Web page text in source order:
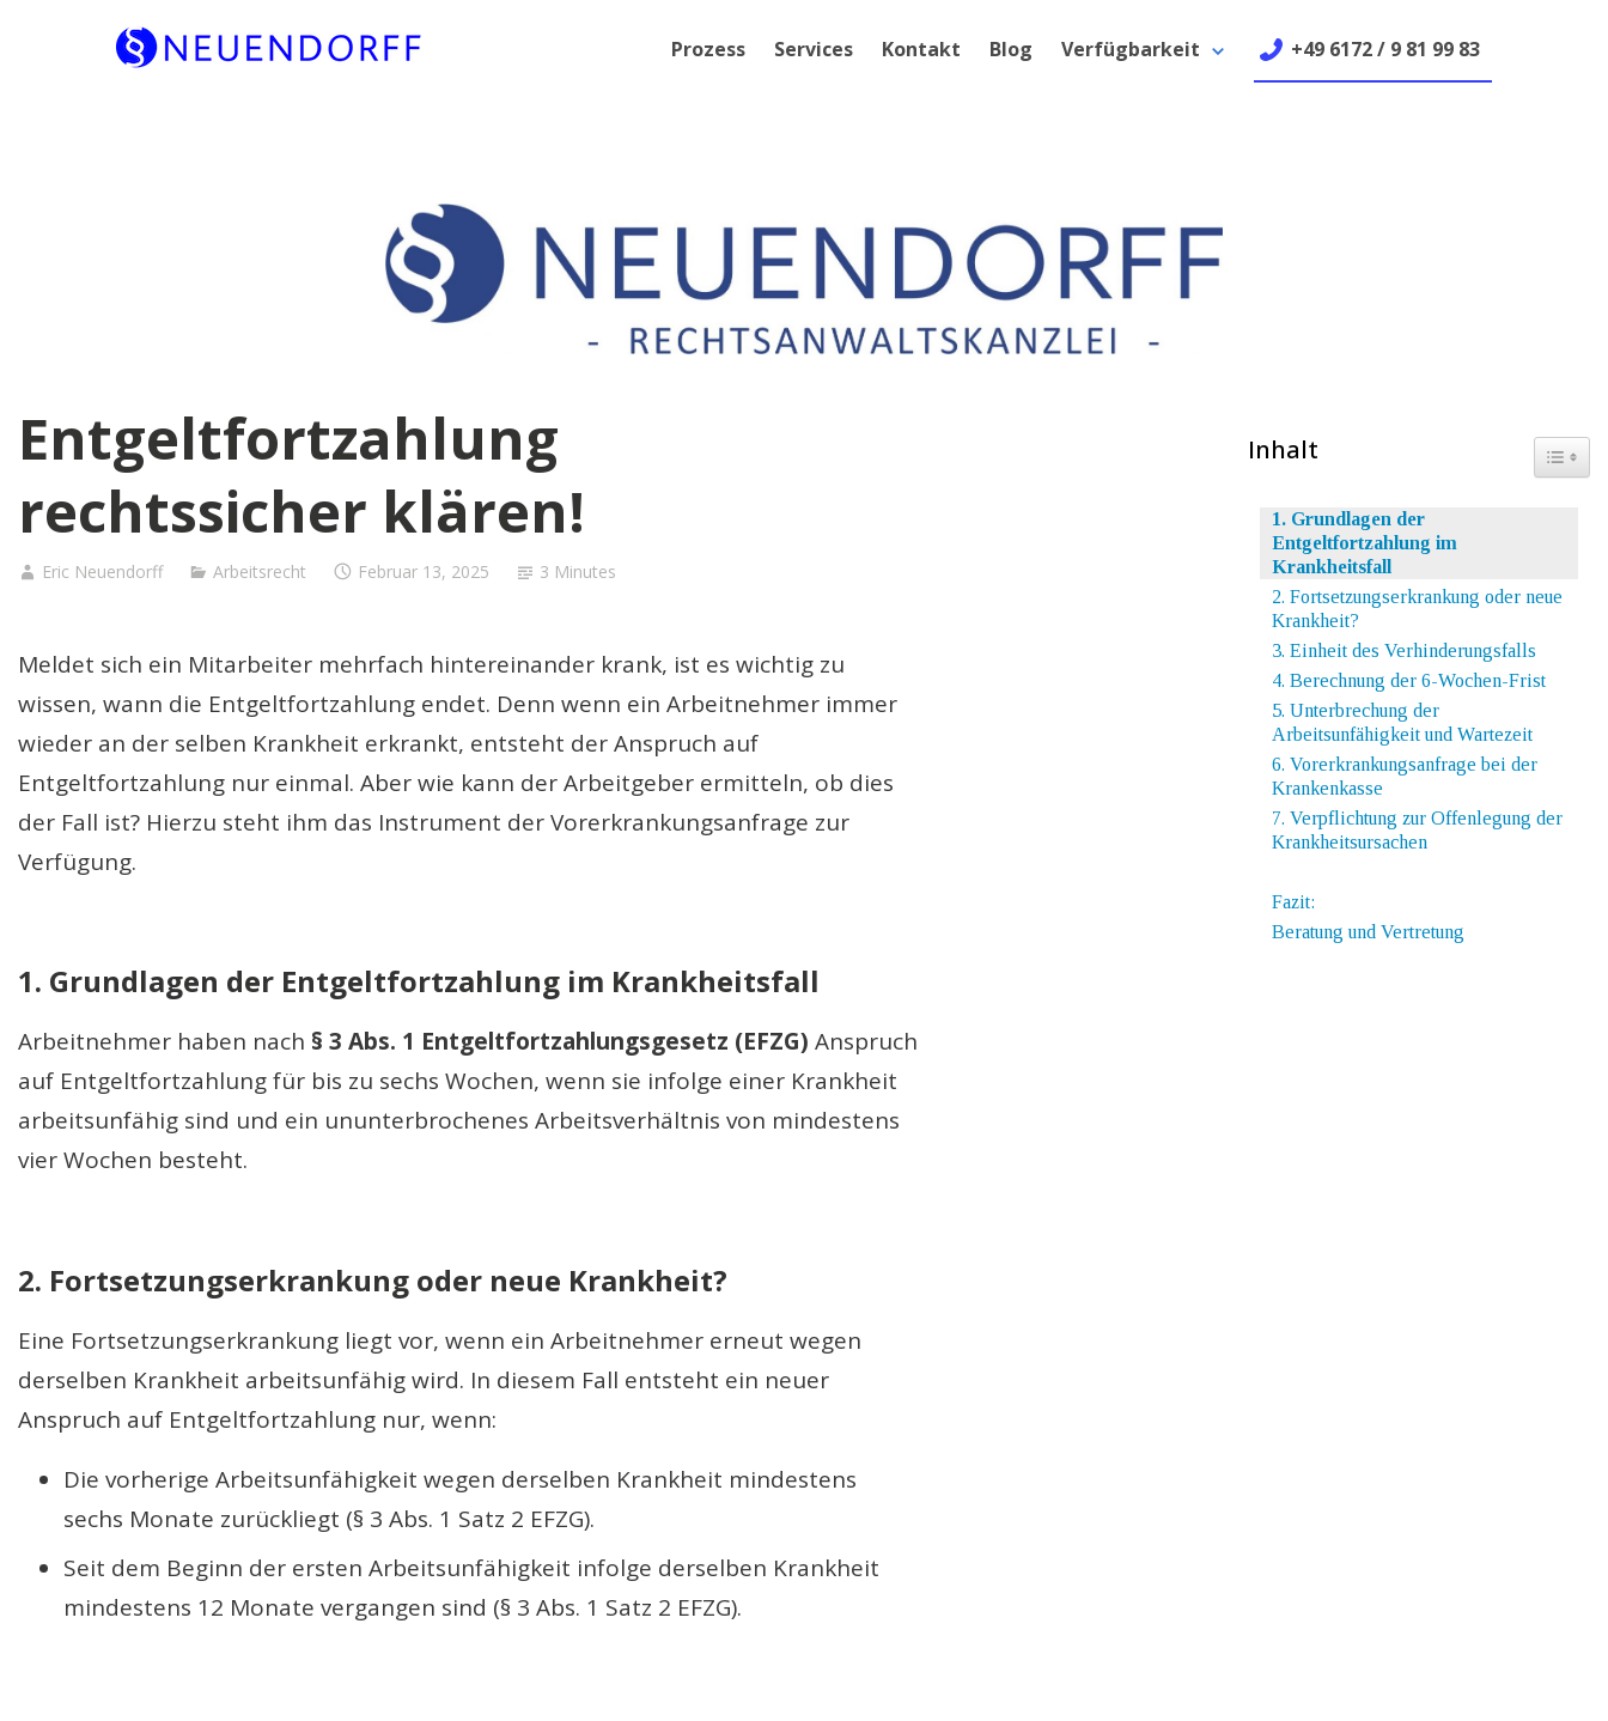
Prozess Services Kontakt Blog Verfügbarkeit +49 6172 / 9 81 99 83
Entgeltfortzahlung
rechtssicher klären!
Eric Neuendorff Arbeitsrecht Februar 13, 2025 3 Minutes
Meldet sich ein Mitarbeiter mehrfach hintereinander krank, ist es wichtig zu
wissen, wann die Entgeltfortzahlung endet. Denn wenn ein Arbeitnehmer immer
wieder an der selben Krankheit erkrankt, entsteht der Anspruch auf
Entgeltfortzahlung nur einmal. Aber wie kann der Arbeitgeber ermitteln, ob dies
der Fall ist? Hierzu steht ihm das Instrument der Vorerkrankungsanfrage zur
Verfügung.
1. Grundlagen der Entgeltfortzahlung im Krankheitsfall
Arbeitnehmer haben nach § 3 Abs. 1 Entgeltfortzahlungsgesetz (EFZG) Anspruch
auf Entgeltfortzahlung für bis zu sechs Wochen, wenn sie infolge einer Krankheit
arbeitsunfähig sind und ein ununterbrochenes Arbeitsverhältnis von mindestens
vier Wochen besteht.
2. Fortsetzungserkrankung oder neue Krankheit?
Eine Fortsetzungserkrankung liegt vor, wenn ein Arbeitnehmer erneut wegen
derselben Krankheit arbeitsunfähig wird. In diesem Fall entsteht ein neuer
Anspruch auf Entgeltfortzahlung nur, wenn:
Die vorherige Arbeitsunfähigkeit wegen derselben Krankheit mindestens
sechs Monate zurückliegt (§ 3 Abs. 1 Satz 2 EFZG).
Seit dem Beginn der ersten Arbeitsunfähigkeit infolge derselben Krankheit
mindestens 12 Monate vergangen sind (§ 3 Abs. 1 Satz 2 EFZG).
Inhalt
1. Grundlagen der
Entgeltfortzahlung im
Krankheitsfall
2. Fortsetzungserkrankung oder neue
Krankheit?
3. Einheit des Verhinderungsfalls
4. Berechnung der 6-Wochen-Frist
5. Unterbrechung der
Arbeitsunfähigkeit und Wartezeit
6. Vorerkrankungsanfrage bei der
Krankenkasse
7. Verpflichtung zur Offenlegung der
Krankheitsursachen
Fazit:
Beratung und Vertretung